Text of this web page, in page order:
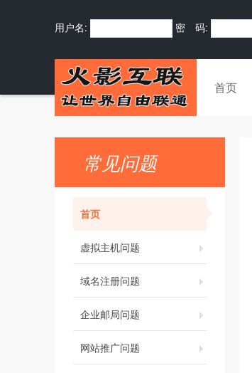
用户名: 密 码:
首页
常见问题
首页
虚拟主机问题
域名注册问题
企业邮局问题
网站推广问题